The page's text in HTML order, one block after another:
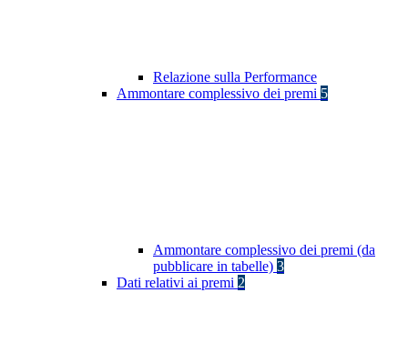
Relazione sulla Performance
Ammontare complessivo dei premi 5
Ammontare complessivo dei premi (da
pubblicare in tabelle) 3
Dati relativi ai premi 2